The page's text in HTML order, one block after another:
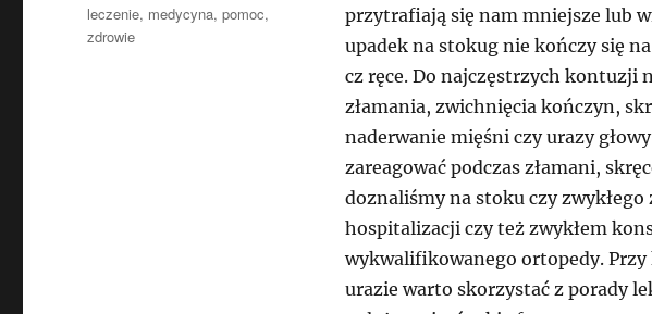
przytrafiają się nam mniejsze lub
upadek na stokug nie kończy się
cz ręce. Do najczęstrzych kontuzji
złamania, zwichnięcia kończyn,
naderwanie mięśni czy urazy
zareagować podczas złamani,
doznaliśmy na stoku czy
hospitalizacji czy też zwykłem
wykwalifikowanego ortopedy.
urazie warto skorzystać z porady
Tagi
leczenie, medycyna,pomoc,
zdrowie